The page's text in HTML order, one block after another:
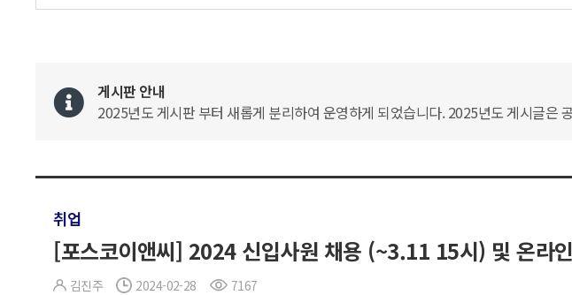
게시판 안내
2025년도 게시판 부터 새롭게 분리하여 운영하게 되었습니다. 2025년도 게시글은
취업
[포스코이앤씨] 2024 신입사원 채용 (~3.11 15시) 및 온라
김진주 2024-02-28 7167